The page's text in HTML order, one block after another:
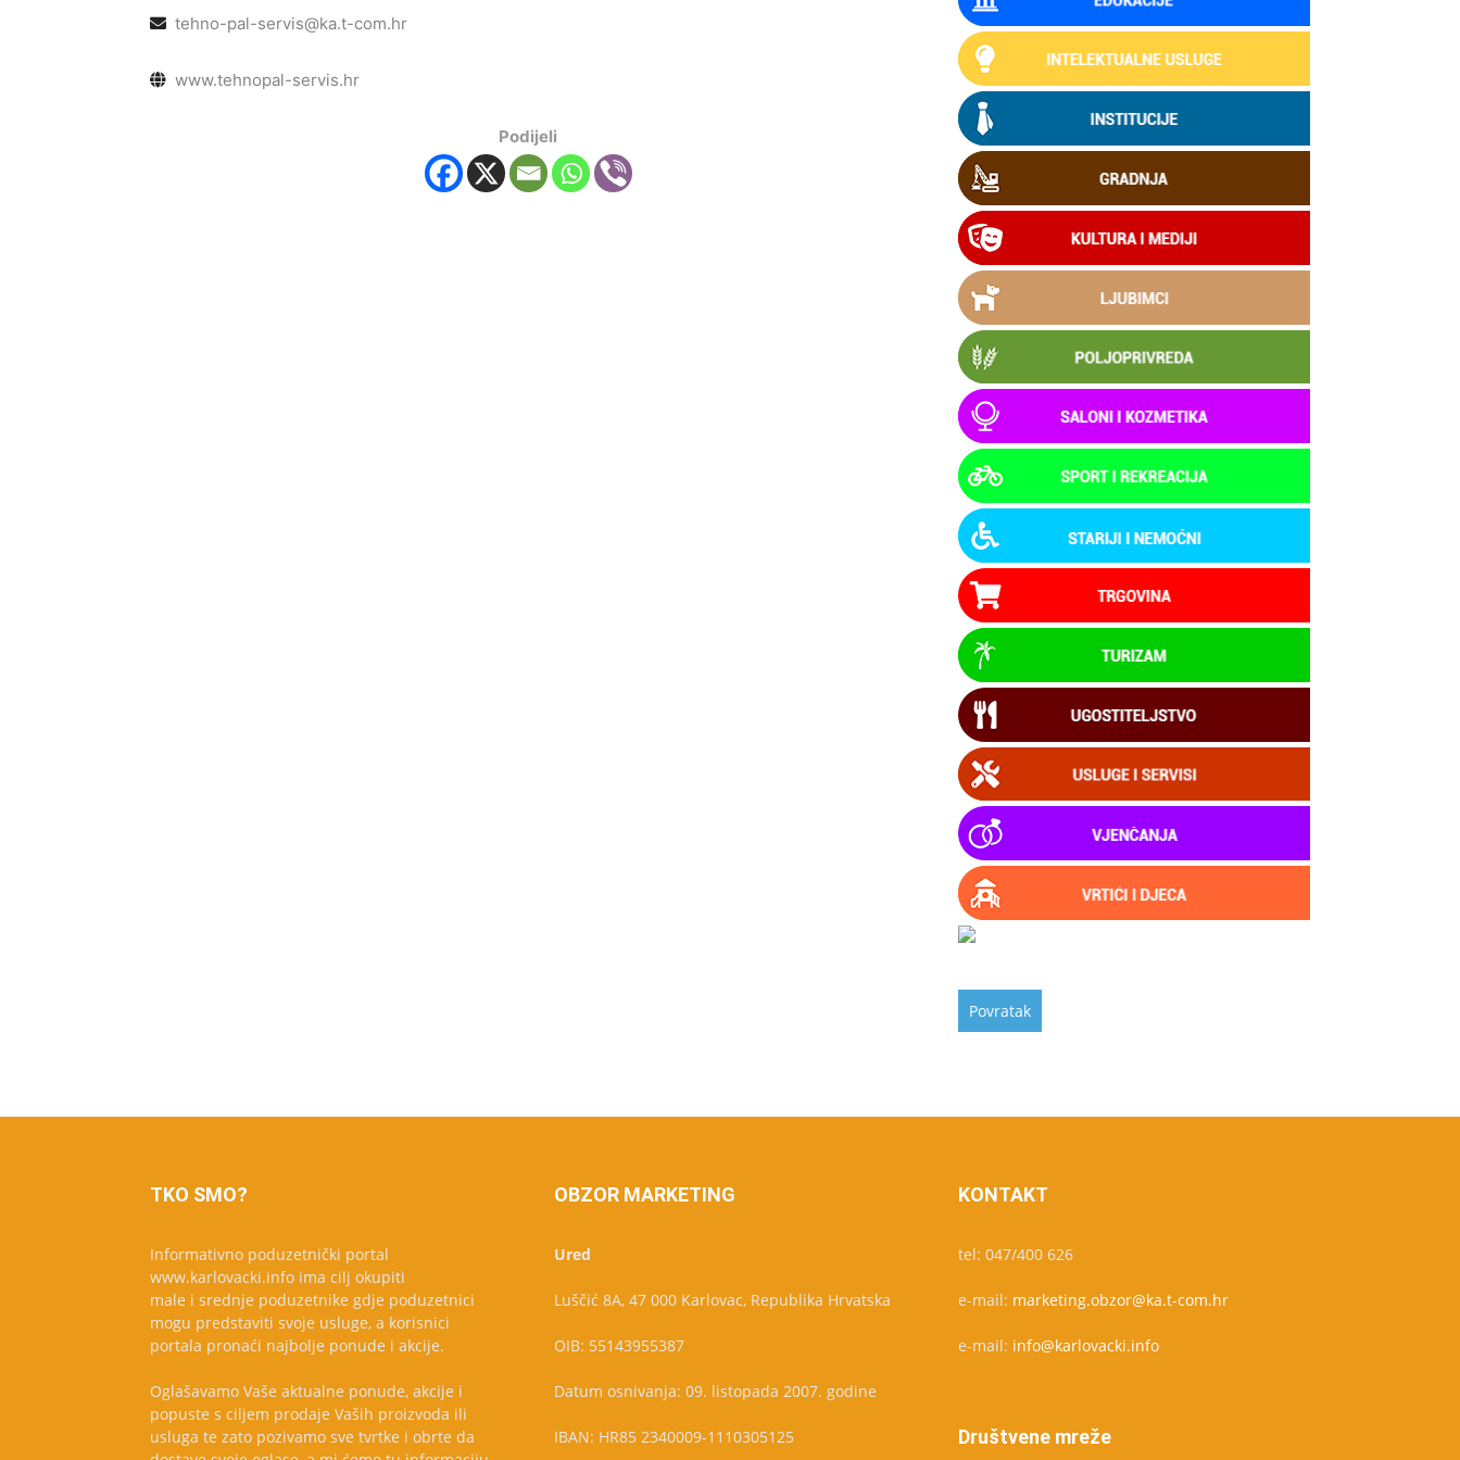
tehno-pal-servis@ka.t-com.hr
www.tehnopal-servis.hr
Podijeli
TKO SMO?
Informativno poduzetnički portal
www.karlovacki.info ima cilj okupiti
male i srednje poduzetnike gdje poduzetnici
mogu predstaviti svoje usluge, a korisnici
portala pronaći najbolje ponude i akcije.
Oglašavamo Vaše aktualne ponude, akcije i
popuste s ciljem prodaje Vaših proizvoda ili
usluga te zato pozivamo sve tvrtke i obrte da
OBZOR MARKETING
Ured
Luščić 8A, 47 000 Karlovac, Republika Hrvatska
OIB: 55143955387
Datum osnivanja: 09. listopada 2007. godine
IBAN: HR85 2340009-1110305125
KONTAKT
tel: 047/400 626
e-mail: marketing.obzor@ka.t-com.hr
e-mail: info@karlovacki.info
Društvene mreže